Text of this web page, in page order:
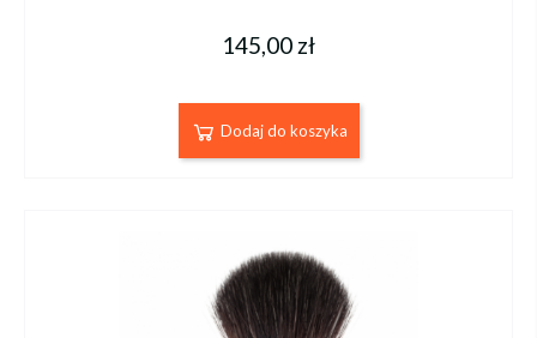
145,00 zł
Dodaj do koszyka